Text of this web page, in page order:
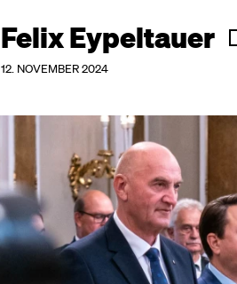
Felix Eypeltauer
12. NOVEMBER 2024